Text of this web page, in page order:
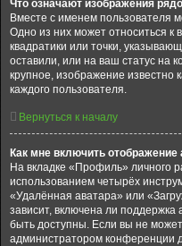
Что означают изображения
Вместе с именем пользователя
Одно из них может относиться к
квадратики или точки,
оставили, или на ваш статус на
крупное, изображение известно
каждого пользователя.
Вернуться к началу
Как мне включить отображение
На вкладке «Профиль» личного
использованием четырёх
«Удалённая аватара» или
зависит, включена ли поддержка
быть доступны. Если вы не
администратором конференции